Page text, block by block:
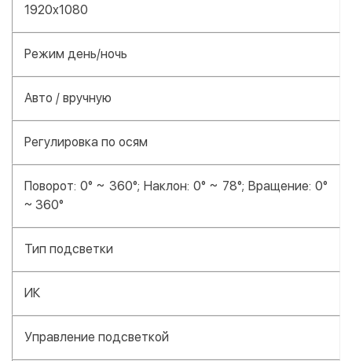
1920x1080
Режим день/ночь
Авто / вручную
Регулировка по осям
Поворот: 0° ~ 360°; Наклон: 0° ~ 78°; Вращение: 0°
~ 360°
Тип подсветки
ИК
Управление подсветкой